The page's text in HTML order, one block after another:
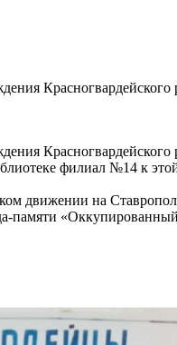
Красногвардейского
Красногвардейского
филиал №14 к
движении на
памяти